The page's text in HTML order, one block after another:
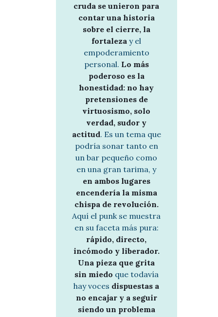
cruda se unieron para
contar una historia
sobre el cierre, la
fortaleza y el
empoderamiento
personal. Lo más
poderoso es la
honestidad: no hay
pretensiones de
virtuosismo, solo
verdad, sudor y
actitud. Es un tema que
podría sonar tanto en
un bar pequeño como
en una gran tarima, y
en ambos lugares
encendería la misma
chispa de revolución.
Aquí el punk se muestra
en su faceta más pura:
rápido, directo,
incómodo y liberador.
Una pieza que grita
sin miedo que todavía
hay voces dispuestas a
no encajar y a seguir
siendo un problema